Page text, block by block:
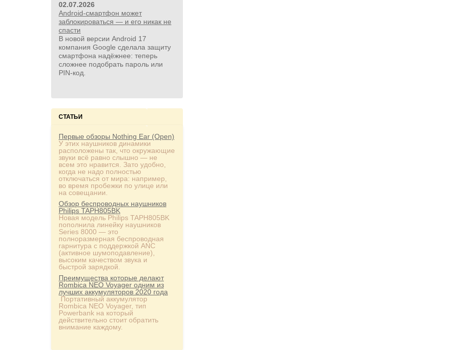
02.07.2026
Android-смартфон может
заблокироваться — и его никак не
спасти
В новой версии Android 17
компания Google сделала защиту
смартфона надёжнее: теперь
сложнее подобрать пароль или
PIN‑код.
СТАТЬИ
Первые обзоры Nothing Ear (Open)
У этих наушников динамики
расположены так, что окружающие
звуки всё равно слышно — не
всем это нравится. Зато удобно,
когда не надо полностью
отключаться от мира: например,
во время пробежки по улице или
на совещании.
Обзор беспроводных наушников
Philips TAPH805BK
Новая модель Philips TAPH805BK
пополнила линейку наушников
Series 8000 — это
полноразмерная беспроводная
гарнитура с поддержкой ANC
(активное шумоподавление),
высоким качеством звука и
быстрой зарядкой.
Преимущества которые делают
Rombica NEO Voyager одним из
лучших аккумуляторов 2020 года
Портативный аккумулятор
Rombica NEO Voyager, тип
Powerbank на который
действительно стоит обратить
внимание каждому.